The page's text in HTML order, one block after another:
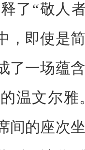
了 “敬人
，即使是
了一场蕴
温文尔
间的座次